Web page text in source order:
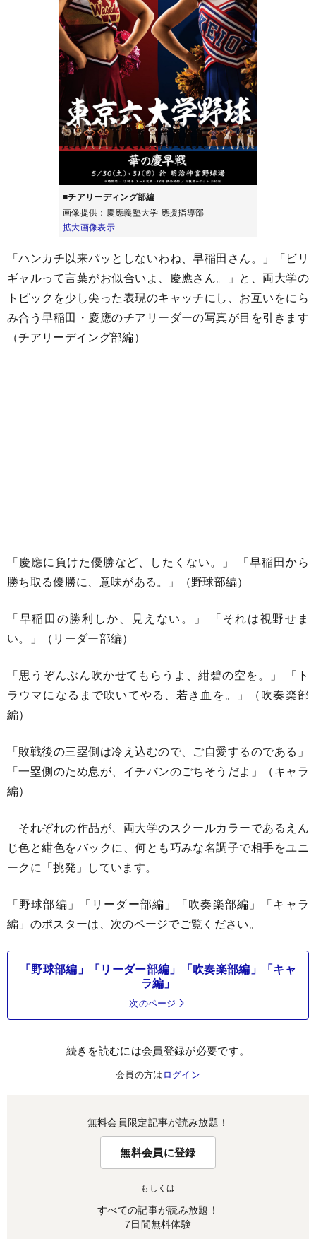
■チアリーディング部編
画像提供：慶應義塾大学 應援指導部
拡大画像表示
「ハンカチ以来パッとしないわね、早稲田さん。」「ビリ
ギャルって言葉がお似合いよ、慶應さん。」と、両大学の
トピックを少し尖った表現のキャッチにし、お互いをにら
み合う早稲田・慶應のチアリーダーの写真が目を引きます
（チアリーデイング部編）
「慶應に負けた優勝など、したくない。」 「早稲田から
勝ち取る優勝に、意味がある。」（野球部編）
「早稲田の勝利しか、見えない。」 「それは視野せま
い。」（リーダー部編）
「思うぞんぶん吹かせてもらうよ、紺碧の空を。」 「ト
ラウマになるまで吹いてやる、若き血を。」（吹奏楽部
編）
「敗戦後の三塁側は冷え込むので、ご自愛するのである」
「一塁側のため息が、イチバンのごちそうだよ」（キャラ
編）
それぞれの作品が、両大学のスクールカラーであるえん
じ色と紺色をバックに、何とも巧みな名調子で相手をユニ
ークに「挑発」しています。
「野球部編」「リーダー部編」「吹奏楽部編」「キャラ
編」のポスターは、次のページでご覧ください。
「野球部編」「リーダー部編」「吹奏楽部編」「キャ
ラ編」
次のページ
続きを読むには会員登録が必要です。
会員の方は ログイン
無料会員限定記事が読み放題！
無料会員に登録
もしくは
すべての記事が読み放題！
7日間無料体験